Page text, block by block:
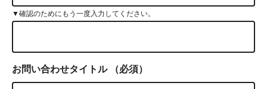
▼確認のためにもう一度入力してください。
お問い合わせタイトル （必須）